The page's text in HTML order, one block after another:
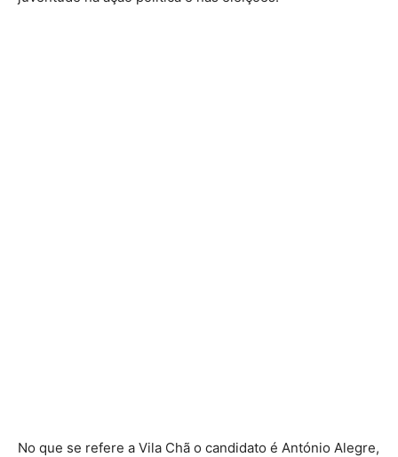
No que se refere a Vila Chã o candidato é António Alegre,